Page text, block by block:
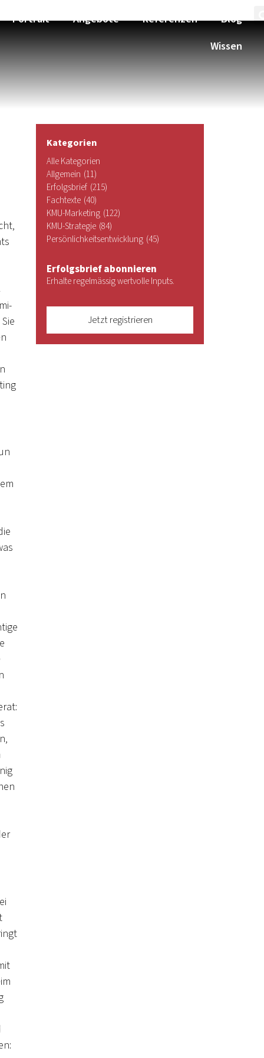
Portrait Angebote Referenzen
Blog
Wissen
Kategorien
Alle Kategorien
Allgemein (11)
Erfolgsbrief (215)
Fachtexte (40)
KMU-Marketing (122)
KMU-Strategie (84)
Persönlichkeitsentwicklung (45)
Erfolgsbrief abonnieren
Erhalte regelmässig wertvolle Inputs.
Jetzt registrieren